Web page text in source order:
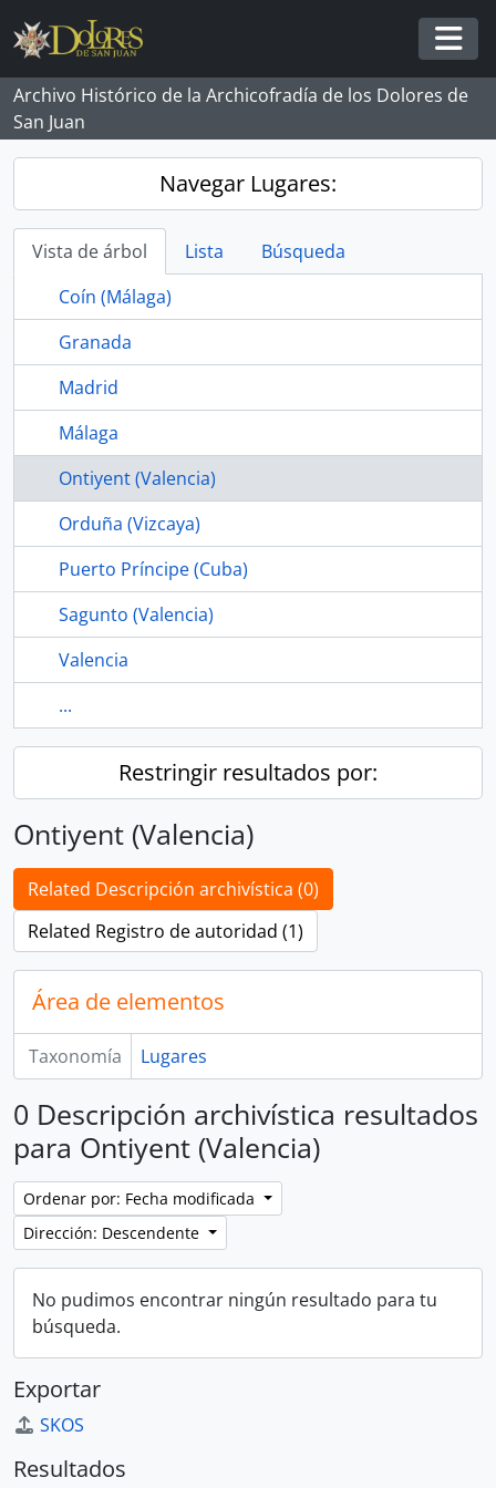
Skip to main content
Archivo Histórico de la Archicofradía de los Dolores de
San Juan
Navegar Lugares:
Vista de árbol Lista
Búsqueda
Coín (Málaga)
Granada
Madrid
Málaga
Ontiyent (Valencia)
Orduña (Vizcaya)
Puerto Príncipe (Cuba)
Sagunto (Valencia)
Valencia
...
Restringir resultados por:
Ontiyent (Valencia)
Related Descripción archivística (0)
Related Registro de autoridad (1)
Área de elementos
Taxonomía Lugares
0 Descripción archivística resultados
para Ontiyent (Valencia)
Ordenar por: Fecha modificada
Dirección: Descendente
No pudimos encontrar ningún resultado para tu
búsqueda.
Exportar
SKOS
Resultados